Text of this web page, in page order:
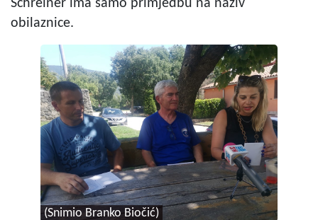
Schreiner ima samo primjedbu na naziv
obilaznice.
(Snimio Branko Biočić)